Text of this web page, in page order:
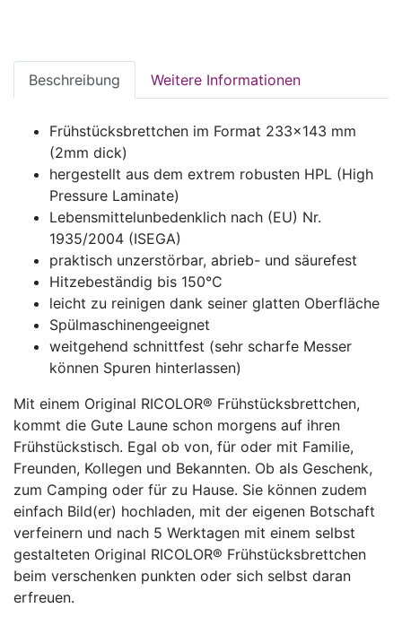
Beschreibung Weitere Informationen
Frühstücksbrettchen im Format 233x143 mm
(2mm dick)
hergestellt aus dem extrem robusten HPL (High
Pressure Laminate)
Lebensmittelunbedenklich nach (EU) Nr.
1935/2004 (ISEGA)
praktisch unzerstörbar, abrieb- und säurefest
Hitzebeständig bis 150°C
leicht zu reinigen dank seiner glatten Oberfläche
Spülmaschinengeeignet
weitgehend schnittfest (sehr scharfe Messer
können Spuren hinterlassen)
Mit einem Original RICOLOR® Frühstücksbrettchen,
kommt die Gute Laune schon morgens auf ihren
Frühstückstisch. Egal ob von, für oder mit Familie,
Freunden, Kollegen und Bekannten. Ob als Geschenk,
zum Camping oder für zu Hause. Sie können zudem
einfach Bild(er) hochladen, mit der eigenen Botschaft
verfeinern und nach 5 Werktagen mit einem selbst
gestalteten Original RICOLOR® Frühstücksbrettchen
beim verschenken punkten oder sich selbst daran
erfreuen.